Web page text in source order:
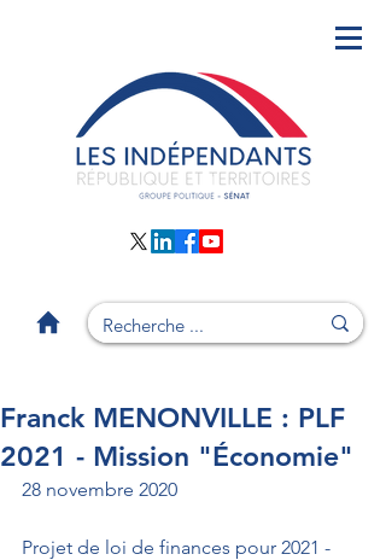
Franck MENONVILLE : PLF
2021 - Mission "Économie"
28 novembre 2020
Projet de loi de finances pour 2021 -